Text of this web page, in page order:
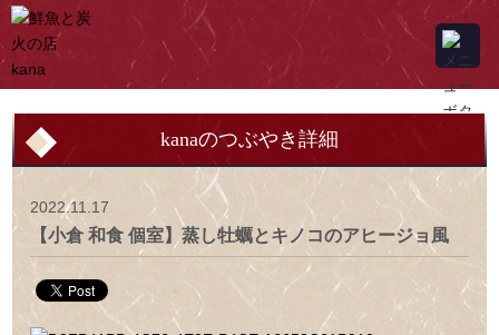
kanaのつぶやき詳細
2022.11.17
【小倉 和食 個室】蒸し牡蠣とキノコのアヒージョ風